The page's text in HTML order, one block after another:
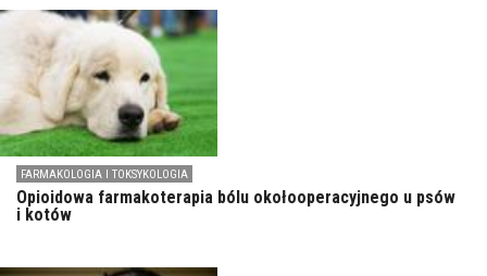
FARMAKOLOGIA I TOKSYKOLOGIA
Opioidowa farmakoterapia bólu okołooperacyjnego u psów
i kotów